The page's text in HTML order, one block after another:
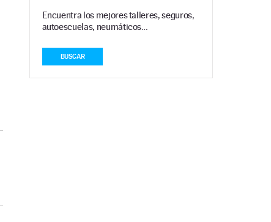
Encuentra los mejores talleres, seguros,
autoescuelas, neumáticos…
BUSCAR